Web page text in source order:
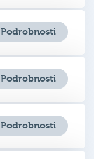
Podrobnosti
Podrobnosti
Podrobnosti